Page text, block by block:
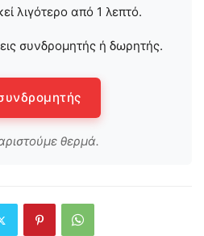
λιγότερο από 1 λεπτό.
συνδρομητής ή δωρητής.
θερμά.